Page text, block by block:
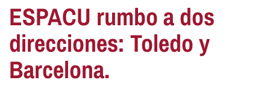
ESPACU rumbo a dos
direcciones: Toledo y
Barcelona.